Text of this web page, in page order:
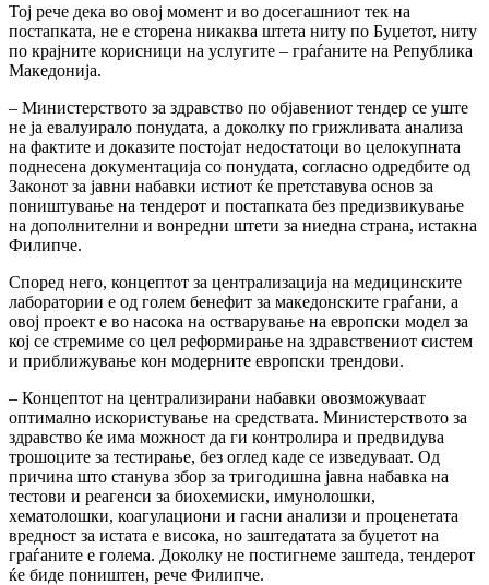
Тој рече дека во овој момент и во досегашниот тек на
постапката, не е сторена никаква штета ниту по Буџетот, ниту
по крајните корисници на услугите – граѓаните на Република
Македонија.
– Министерството за здравство по објавениот тендер се уште
не ја евалуирало понудата, а доколку по грижливата анализа
на фактите и доказите постојат недостатоци во целокупната
поднесена документација со понудата, согласно одредбите од
Законот за јавни набавки истиот ќе претставува основ за
поништување на тендерот и постапката без предизвикување
на дополнителни и вонредни штети за ниедна страна, истакна
Филипче.
Според него, концептот за централизација на медицинските
лаборатории е од голем бенефит за македонските граѓани, а
овој проект е во насока на остварување на европски модел за
кој се стремиме со цел реформирање на здравствениот систем
и приближување кон модерните европски трендови.
– Концептот на централизирани набавки овозможуваат
оптимално искористување на средствата. Министерството за
здравство ќе има можност да ги контролира и предвидува
трошоците за тестирање, без оглед каде се изведуваат. Од
причина што станува збор за тригодишна јавна набавка на
тестови и реагенси за биохемиски, имунолошки,
хематолошки, коагулациони и гасни анализи и проценетата
вредност за истата е висока, но заштедатата за буџетот на
граѓаните е голема. Доколку не постигнеме заштеда, тендерот
ќе биде поништен, рече Филипче.